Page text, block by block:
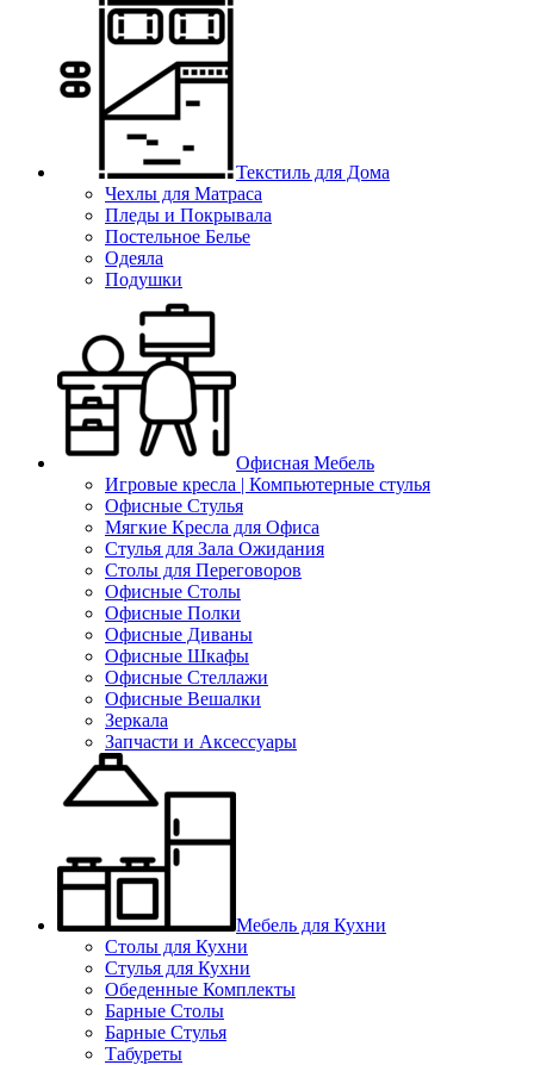
Текстиль для Дома
Чехлы для Матраса
Пледы и Покрывала
Постельное Белье
Одеяла
Подушки
Офисная Мебель
Игровые кресла | Компьютерные стулья
Офисные Стулья
Мягкие Кресла для Офиса
Стулья для Зала Ожидания
Столы для Переговоров
Офисные Столы
Офисные Полки
Офисные Диваны
Офисные Шкафы
Офисные Стеллажи
Офисные Вешалки
Зеркала
Запчасти и Аксессуары
Мебель для Кухни
Столы для Кухни
Стулья для Кухни
Обеденные Комплекты
Барные Столы
Барные Стулья
Табуреты